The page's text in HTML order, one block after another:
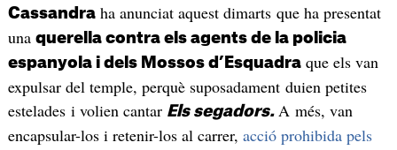
Cassandraha anunciat aquest dimarts que ha presentat
una querella contra els agents de la policia
espanyola i dels Mossos d’Esquadraque els van
expulsar del temple, perquè suposadament duien petites
estelades i volien cantar Els segadors. A més, van
encapsular-los i retenir-los al carrer, acció prohibida pels